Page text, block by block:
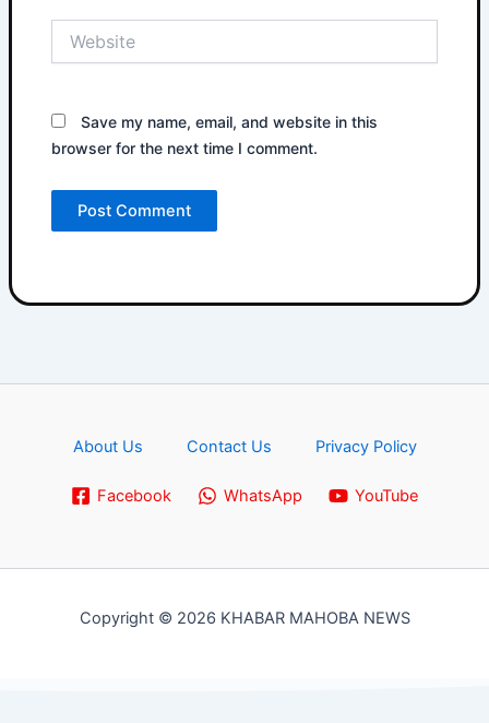
Save my name, email, and website in this
browser for the next time I comment.
About Us Contact Us Privacy Policy
Facebook WhatsApp YouTube
Copyright © 2026 KHABAR MAHOBA NEWS